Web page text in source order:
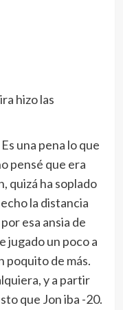
hizo las
una pena lo que
pensé que era
quizá ha soplado
la distancia
esa ansia de
jugado un poco a
poquito de más.
y a partir
que Jon iba -20.